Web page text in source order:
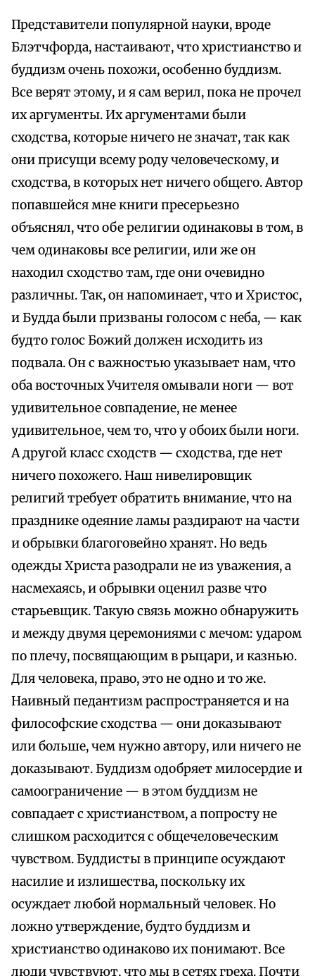
Представители популярной науки, вроде
Блэтчфорда, настаивают, что христианство и
буддизм очень похожи, особенно буддизм.
Все верят этому, и я сам верил, пока не прочел
их аргументы. Их аргументами были
сходства, которые ничего не значат, так как
они присущи всему роду человеческому, и
сходства, в которых нет ничего общего. Автор
попавшейся мне книги пресерьезно
объяснял, что обе религии одинаковы в том, в
чем одинаковы все религии, или же он
находил сходство там, где они очевидно
различны. Так, он напоминает, что и Христос,
и Будда были призваны голосом с неба, — как
будто голос Божий должен исходить из
подвала. Он с важностью указывает нам, что
оба восточных Учителя омывали ноги — вот
удивительное совпадение, не менее
удивительное, чем то, что у обоих были ноги.
А другой класс сходств — сходства, где нет
ничего похожего. Наш нивелировщик
религий требует обратить внимание, что на
празднике одеяние ламы раздирают на части
и обрывки благоговейно хранят. Но ведь
одежды Христа разодрали не из уважения, а
насмехаясь, и обрывки оценил разве что
старьевщик. Такую связь можно обнаружить
и между двумя церемониями с мечом: ударом
по плечу, посвящающим в рыцари, и казнью.
Для человека, право, это не одно и то же.
Наивный педантизм распространяется и на
философские сходства — они доказывают
или больше, чем нужно автору, или ничего не
доказывают. Буддизм одобряет милосердие и
самоограничение — в этом буддизм не
совпадает с христианством, а попросту не
слишком расходится с общечеловеческим
чувством. Буддисты в принципе осуждают
насилие и излишества, поскольку их
осуждает любой нормальный человек. Но
ложно утверждение, будто буддизм и
христианство одинаково их понимают. Все
люди чувствуют, что мы в сетях греха. Почти